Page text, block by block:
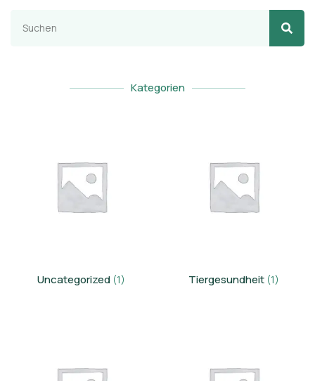
Kategorien
Uncategorized (1) Tiergesundheit (1)